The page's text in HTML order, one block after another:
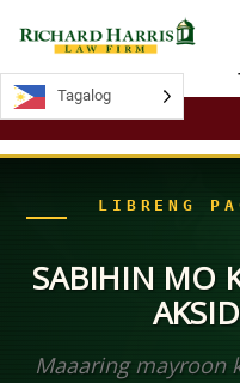
LIBRENG
SABIHIN MO
Maaaring mayroon
Tagalog
Tagalog